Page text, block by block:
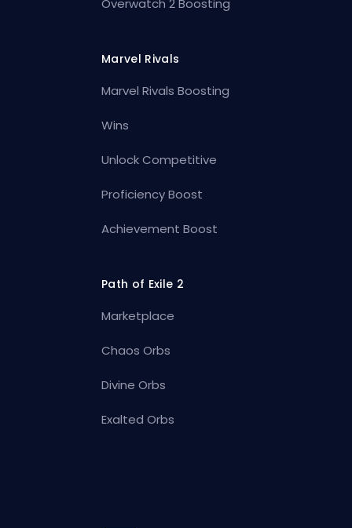
Overwatch 2 Boosting
Marvel Rivals
Marvel Rivals Boosting
Wins
Unlock Competitive
Proficiency Boost
Achievement Boost
Path of Exile 2
Marketplace
Chaos Orbs
Divine Orbs
Exalted Orbs